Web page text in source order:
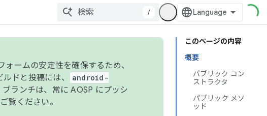
/
このページの内容
概要
パブリック コン
ストラクタ
パブリック メソ
ッド
ームの安定性を確保するため、
ドと投稿には、
android-
ランチは、常に AOSP にプッシ
覧ください。